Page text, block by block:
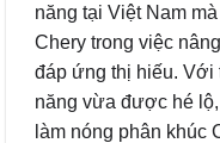
năng tại Việt Nam
Chery trong việc
đáp ứng thị hiếu. Với
năng vừa được hé
làm nóng phân khúc